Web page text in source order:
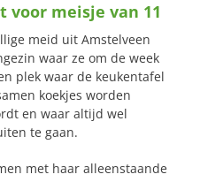
voor meisje van 11
meid uit Amstelveen
waar ze om de week
plek waar de keukentafel
koekjes worden
en waar altijd wel
te gaan.
met haar alleenstaande